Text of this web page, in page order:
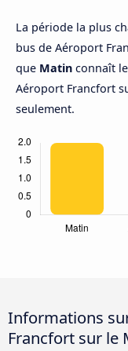
La période la plus
bus de Aéroport
que Matin connaît
Aéroport Francfort
seulement.
Informations
Francfort sur le